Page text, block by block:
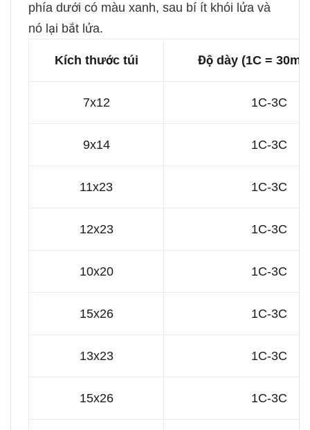
phía dưới có màu xanh, sau bí ít khói lửa và
nó lại bắt lửa.
Kích thước túi Độ dày (1C =
7x12 1C-3C
9x14 1C-3C
11x23 1C-3C
12x23 1C-3C
10x20 1C-3C
15x26 1C-3C
13x23 1C-3C
15x26 1C-3C